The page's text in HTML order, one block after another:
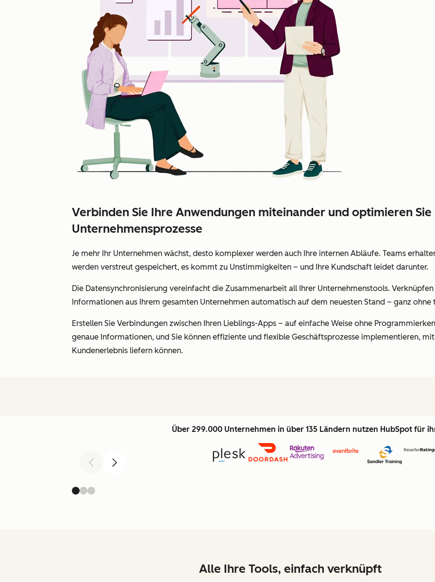
Verbinden Sie Ihre Anwendungen miteinander und optimieren Sie
Unternehmensprozesse
Je mehr Ihr Unternehmen wächst, desto komplexer werden auch Ihre internen Abläufe. Teams
werden verstreut gespeichert, es kommt zu Unstimmigkeiten – und Ihre Kundschaft leidet darunter.
Die Datensynchronisierung vereinfacht die Zusammenarbeit all Ihrer Unternehmenstools. Verknüpfen
Informationen aus Ihrem gesamten Unternehmen automatisch auf dem neuesten Stand – ganz ohne
Erstellen Sie Verbindungen zwischen Ihren Lieblings-Apps – auf einfache Weise ohne
genaue Informationen, und Sie können effiziente und flexible Geschäftsprozesse implementieren,
Kundenerlebnis liefern können.
Über 299.000 Unternehmen in über 135 Ländern nutzen HubSpot für
ZurückWeiter
Alle Ihre Tools, einfach verknüpft